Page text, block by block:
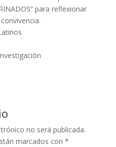
para reflexionar
no será publicada.
marcados con *